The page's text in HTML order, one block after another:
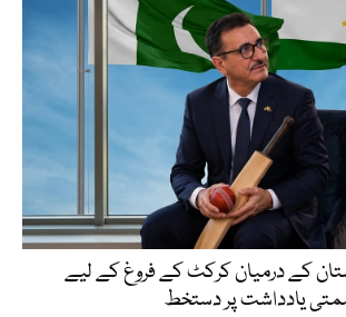
کے درمیان کرکٹ کے فروغ کے لیے
یادداشت پر دستخط